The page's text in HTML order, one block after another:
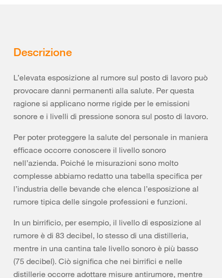
Descrizione
L’elevata esposizione al rumore sul posto di lavoro può
provocare danni permanenti alla salute. Per questa
ragione si applicano norme rigide per le emissioni
sonore e i livelli di pressione sonora sul posto di lavoro.
Per poter proteggere la salute del personale in maniera
efficace occorre conoscere il livello sonoro
nell’azienda. Poiché le misurazioni sono molto
complesse abbiamo redatto una tabella specifica per
l’industria delle bevande che elenca l’esposizione al
rumore tipica delle singole professioni e funzioni.
In un birrificio, per esempio, il livello di esposizione al
rumore è di 83 decibel, lo stesso di una distilleria,
mentre in una cantina tale livello sonoro è più basso
(75 decibel). Ciò significa che nei birrifici e nelle
distillerie occorre adottare misure antirumore, mentre